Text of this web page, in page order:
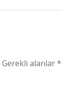
Gerekli alanlar*